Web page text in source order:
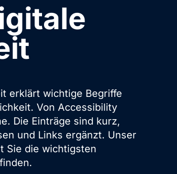
erklärt wichtige Begriffe
Von Accessibility
Die Einträge sind kurz,
und Links ergänzt. Unser
Sie die wichtigsten